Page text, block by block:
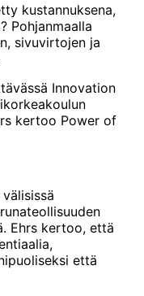
kustannuksena,
Pohjanmaalla
sivuvirtojen ja
Innovation
kertoo Power of
Ehrs kertoo, että
että